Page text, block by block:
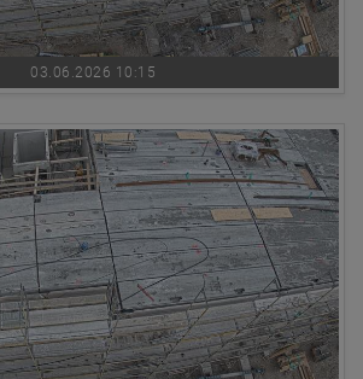
03.06.2026 10:15